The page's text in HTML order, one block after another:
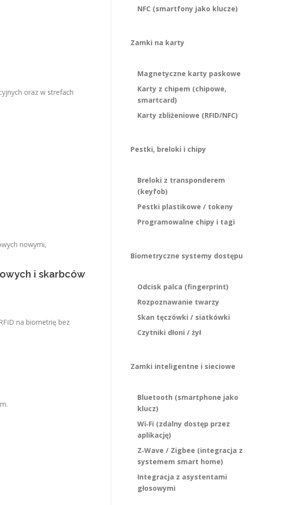
oraz w strefach
nowymi,
i skarbców
na biometrię bez
NFC (smartfony jako klucze)
Zamki na karty
Magnetyczne karty paskowe
Karty z chipem (chipowe,
smartcard)
Karty zbliżeniowe (RFID/NFC)
Pestki, breloki i chipy
Breloki z transponderem
(keyfob)
Pestki plastikowe / tokeny
Programowalne chipy i tagi
Biometryczne systemy dostępu
Odcisk palca (fingerprint)
Rozpoznawanie twarzy
Skan tęczówki / siatkówki
Czytniki dłoni / żył
Zamki inteligentne i sieciowe
Bluetooth (smartphone jako
klucz)
Wi‑Fi (zdalny dostęp przez
aplikację)
Z‑Wave / Zigbee (integracja z
systemem smart home)
Integracja z asystentami
głosowymi